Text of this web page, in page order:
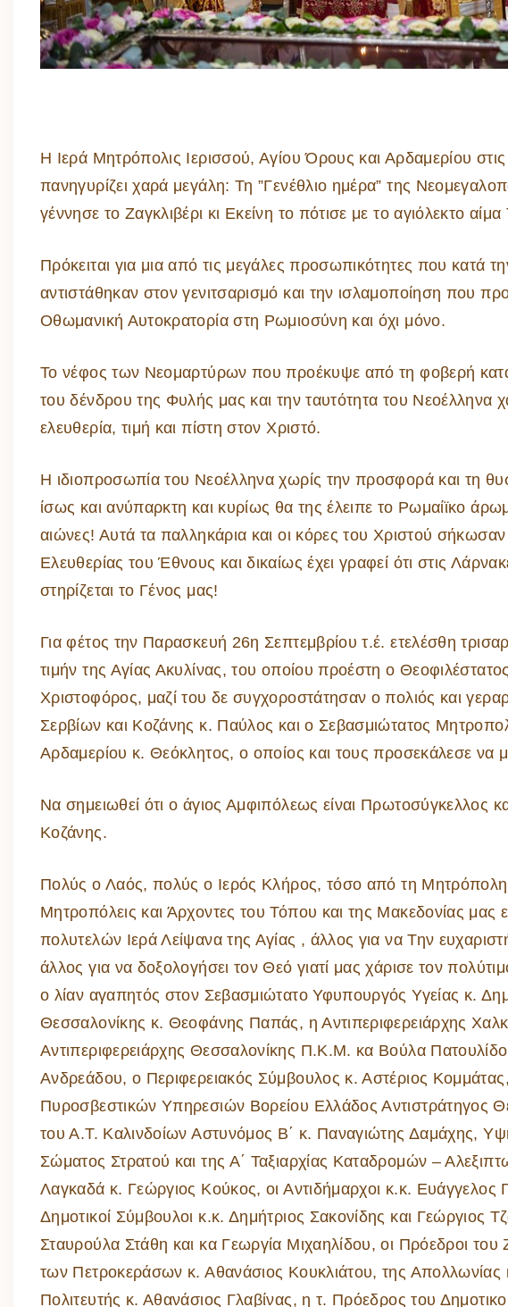
Η Ιερά Μητρόπολις Ιερισσού, Αγίου Όρους και Αρδαμερίου στις
πανηγυρίζει χαρά μεγάλη: Τη ”Γενέθλιο ημέρα” της
γέννησε το Ζαγκλιβέρι κι Εκείνη το πότισε με το αγιόλεκτο αίμα
Πρόκειται για μια από τις μεγάλες προσωπικότητες που κατά
αντιστάθηκαν στον γενιτσαρισμό και την ισλαμοποίηση που
Οθωμανική Αυτοκρατορία στη Ρωμιοσύνη και όχι μόνο.
Το νέφος των Νεομαρτύρων που προέκυψε από τη φοβερή κατά
του δένδρου της Φυλής μας και την ταυτότητα του Νεοέλληνα
ελευθερία, τιμή και πίστη στον Χριστό.
Η ιδιοπροσωπία του Νεοέλληνα χωρίς την προσφορά και τη
ίσως και ανύπαρκτη και κυρίως θα της έλειπε το Ρωμαίϊκο
αιώνες! Αυτά τα παλληκάρια και οι κόρες του Χριστού
Ελευθερίας του Έθνους και δικαίως έχει γραφεί ότι στις
στηρίζεται το Γένος μας!
Για φέτος την Παρασκευή 26η Σεπτεμβρίου τ.έ. ετελέσθη
τιμήν της Αγίας Ακυλίνας, του οποίου προέστη ο
Χριστοφόρος, μαζί του δε συγχοροστάτησαν ο πολιός και
Σερβίων και Κοζάνης κ. Παύλος και ο Σεβασμιώτατος
Αρδαμερίου κ. Θεόκλητος, ο οποίος και τους προσεκάλεσε να
Να σημειωθεί ότι ο άγιος Αμφιπόλεως είναι Πρωτοσύγκελλος
Κοζάνης.
Πολύς ο Λαός, πολύς ο Ιερός Κλήρος, τόσο από τη Μητρόπολη
Μητροπόλεις και Άρχοντες του Τόπου και της Μακεδονίας μας
πολυτελών Ιερά Λείψανα της Αγίας , άλλος για να Την
άλλος για να δοξολογήσει τον Θεό γιατί μας χάρισε τον
ο λίαν αγαπητός στον Σεβασμιώτατο Υφυπουργός Υγείας κ.
Θεσσαλονίκης κ. Θεοφάνης Παπάς, η Αντιπεριφερειάρχης
Αντιπεριφερειάρχης Θεσσαλονίκης Π.Κ.Μ. κα Βούλα
Ανδρεάδου, ο Περιφερειακός Σύμβουλος κ. Αστέριος
Πυροσβεστικών Υπηρεσιών Βορείου Ελλάδος Αντιστράτηγος
του Α.Τ. Καλινδοίων Αστυνόμος Β΄ κ. Παναγιώτης Δαμάχης,
Σώματος Στρατού και της Α΄ Ταξιαρχίας Καταδρομών –
Λαγκαδά κ. Γεώργιος Κούκος, οι Αντιδήμαρχοι κ.κ. Ευάγγελος
Δημοτικοί Σύμβουλοι κ.κ. Δημήτριος Σακονίδης και Γεώργιος
Σταυρούλα Στάθη και κα Γεωργία Μιχαηλίδου, οι Πρόεδροι του
των Πετροκεράσων κ. Αθανάσιος Κουκλιάτου, της
Πολιτευτής κ. Αθανάσιος Γλαβίνας, η τ. Πρόεδρος του